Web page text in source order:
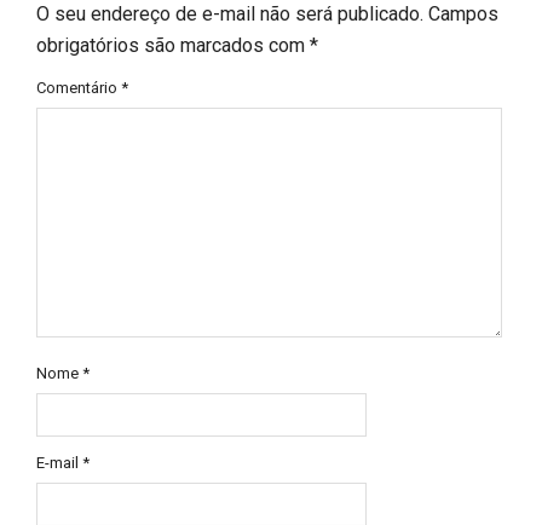
O seu endereço de e-mail não será publicado. Campos
obrigatórios são marcados com *
Comentário *
Nome *
E-mail *